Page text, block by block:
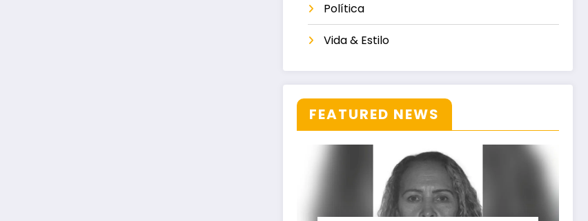
Política
Vida & Estilo
FEATURED NEWS